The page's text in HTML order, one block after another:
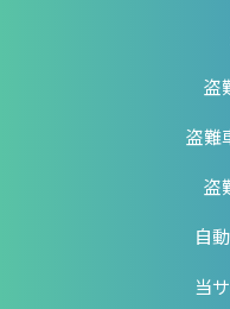
盗
盗難
盗
自
当